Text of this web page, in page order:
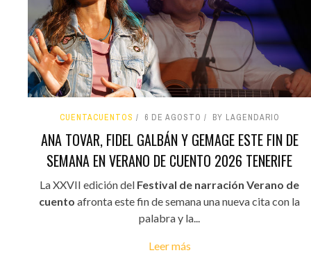
CUENTACUENTOS 6 DE AGOSTO BY LAGENDARIO
ANA TOVAR, FIDEL GALBÁN Y GEMAGE ESTE FIN DE
SEMANA EN VERANO DE CUENTO 2026 TENERIFE
La XXVII edición del Festival de narración Verano de
cuento afronta este fin de semana una nueva cita con la
palabra y la...
Leer más